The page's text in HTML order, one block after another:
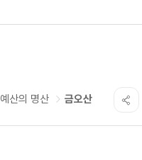
예산의 명산 금오산